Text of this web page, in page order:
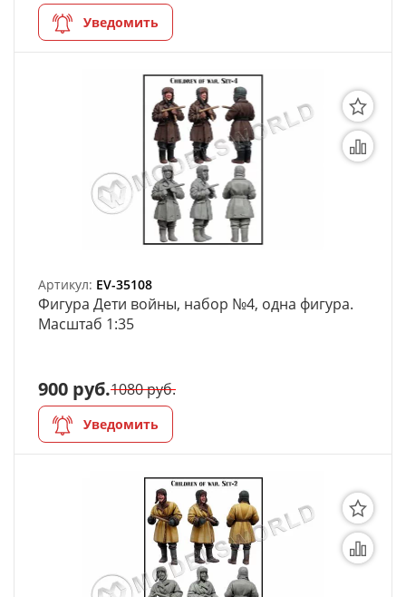
Уведомить
Артикул: EV-35108
Фигура Дети войны, набор №4, одна фигура.
Масштаб 1:35
900 руб.1080 руб.
Уведомить